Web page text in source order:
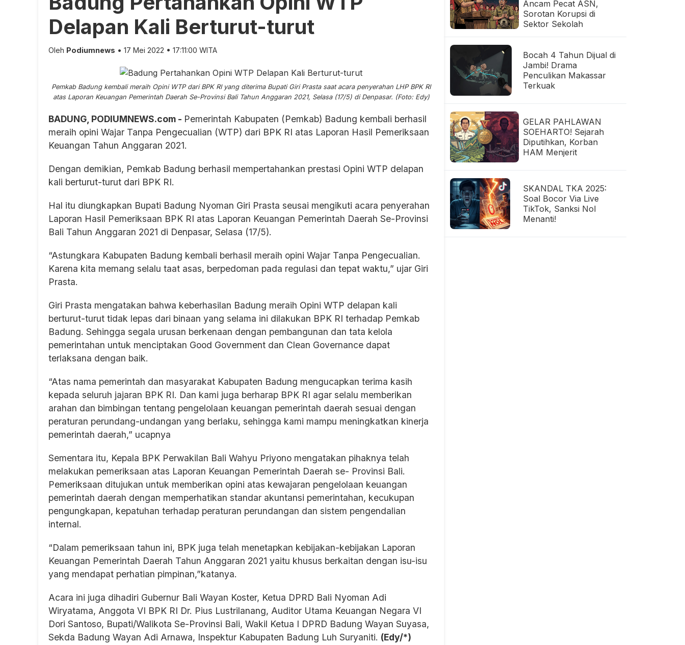
Delapan Kali Berturut-turut
Oleh Podiumnews • 17 Mei 2022 • 17:11:00 WITA
Pemkab Badung kembali meraih Opini WTP dari BPK RI yang diterima Bupati Giri Prasta saat acara penyerahan LHP BPK RI
atas Laporan Keuangan Pemerintah Daerah Se-Provinsi Bali Tahun Anggaran 2021, Selasa (17/5) di Denpasar. (Foto: Edy)
BADUNG, PODIUMNEWS.com - Pemerintah Kabupaten (Pemkab) Badung kembali berhasil
meraih opini Wajar Tanpa Pengecualian (WTP) dari BPK RI atas Laporan Hasil Pemeriksaan
Keuangan Tahun Anggaran 2021.
Dengan demikian, Pemkab Badung berhasil mempertahankan prestasi Opini WTP delapan
kali berturut-turut dari BPK RI.
Hal itu diungkapkan Bupati Badung Nyoman Giri Prasta seusai mengikuti acara penyerahan
Laporan Hasil Pemeriksaan BPK RI atas Laporan Keuangan Pemerintah Daerah Se-Provinsi
Bali Tahun Anggaran 2021 di Denpasar, Selasa (17/5).
“Astungkara Kabupaten Badung kembali berhasil meraih opini Wajar Tanpa Pengecualian.
Karena kita memang selalu taat asas, berpedoman pada regulasi dan tepat waktu,” ujar Giri
Prasta.
Giri Prasta mengatakan bahwa keberhasilan Badung meraih Opini WTP delapan kali
berturut-turut tidak lepas dari binaan yang selama ini dilakukan BPK RI terhadap Pemkab
Badung. Sehingga segala urusan berkenaan dengan pembangunan dan tata kelola
pemerintahan untuk menciptakan Good Government dan Clean Governance dapat
terlaksana dengan baik.
“Atas nama pemerintah dan masyarakat Kabupaten Badung mengucapkan terima kasih
kepada seluruh jajaran BPK RI. Dan kami juga berharap BPK RI agar selalu memberikan
arahan dan bimbingan tentang pengelolaan keuangan pemerintah daerah sesuai dengan
peraturan perundang-undangan yang berlaku, sehingga kami mampu meningkatkan kinerja
pemerintah daerah,” ucapnya
Sementara itu, Kepala BPK Perwakilan Bali Wahyu Priyono mengatakan pihaknya telah
melakukan pemeriksaan atas Laporan Keuangan Pemerintah Daerah se- Provinsi Bali.
Pemeriksaan ditujukan untuk memberikan opini atas kewajaran pengelolaan keuangan
pemerintah daerah dengan memperhatikan standar akuntansi pemerintahan, kecukupan
pengungkapan, kepatuhan terhadap peraturan perundangan dan sistem pengendalian
internal.
“Dalam pemeriksaan tahun ini, BPK juga telah menetapkan kebijakan-kebijakan Laporan
Keuangan Pemerintah Daerah Tahun Anggaran 2021 yaitu khusus berkaitan dengan isu-isu
yang mendapat perhatian pimpinan,”katanya.
Acara ini juga dihadiri Gubernur Bali Wayan Koster, Ketua DPRD Bali Nyoman Adi
Wiryatama, Anggota VI BPK RI Dr. Pius Lustrilanang, Auditor Utama Keuangan Negara VI
Dori Santoso, Bupati/Walikota Se-Provinsi Bali, Wakil Ketua I DPRD Badung Wayan Suyasa,
Sekda Badung Wayan Adi Arnawa, Inspektur Kabupaten Badung Luh Suryaniti. (Edy/*)
Ancam Pecat ASN,
Sorotan Korupsi di
Sektor Sekolah
Bocah 4 Tahun Dijual di
Jambi! Drama
Penculikan Makassar
Terkuak
GELAR PAHLAWAN
SOEHARTO! Sejarah
Diputihkan, Korban
HAM Menjerit
SKANDAL TKA 2025:
Soal Bocor Via Live
TikTok, Sanksi Nol
Menanti!